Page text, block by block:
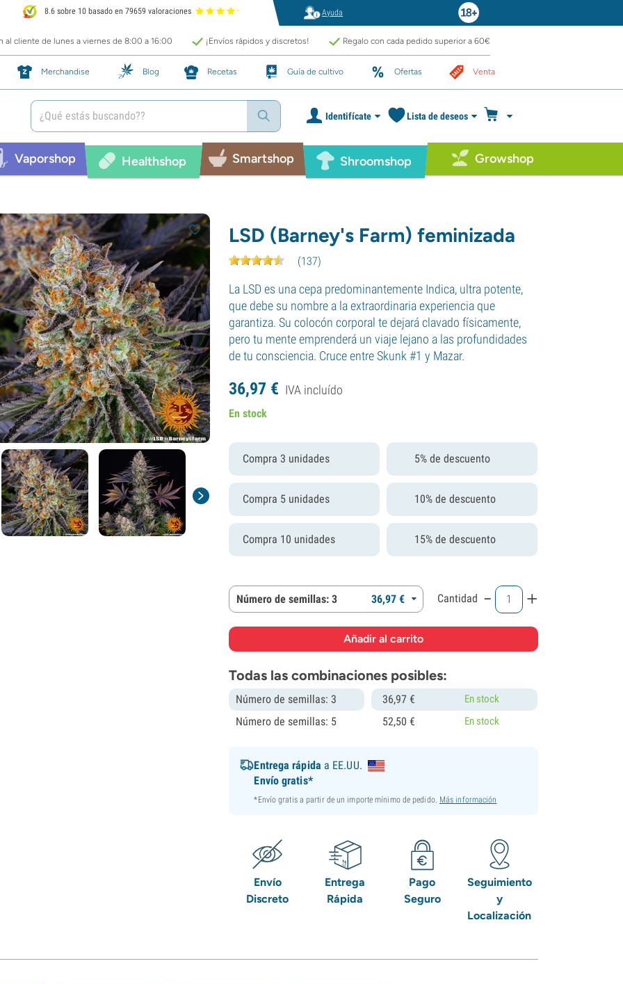
8.6 sobre 10 basado en 79659 valoraciones Ayuda
al cliente de lunes a viernes de 8:00 a 16:00 ¡Envíos rápidos y discretos! Regalo con cada pedido superior a 60€
Merchandise Blog Recetas Guía de cultivo Ofertas Venta
Identifícate Lista de deseos
Vaporshop Healthshop Smartshop Shroomshop Growshop
LSD (Barney's Farm) feminizada
(137)
La LSD es una cepa predominantemente Indica, ultra potente,
que debe su nombre a la extraordinaria experiencia que
garantiza. Su colocón corporal te dejará clavado físicamente,
pero tu mente emprenderá un viaje lejano a las profundidades
de tu consciencia. Cruce entre Skunk #1 y Mazar.
36,97 € IVA incluído
En stock
Compra 3 unidades 5% de descuento
Compra 5 unidades 10% de descuento
Compra 10 unidades 15% de descuento
Número de semillas: 3 36,97 € Cantidad - +
Todas las combinaciones posibles:
Número de semillas: 3 36,97 € En stock
Número de semillas: 5 52,50 € En stock
Entrega rápida a EE.UU.
Envío gratis*
*Envío gratis a partir de un importe mínimo de pedido. Más información
Envío
Discreto
Entrega
Rápida
Pago
Seguro
Seguimiento
y
Localización